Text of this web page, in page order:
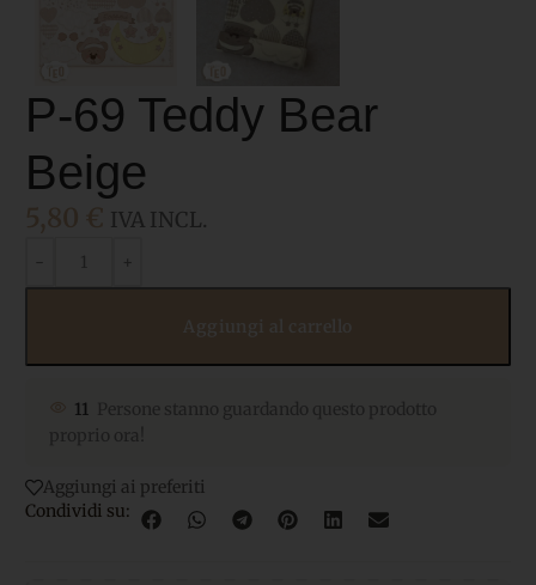
P-69 Teddy Bear
Beige
IVA INCL.
11
Aggiungi ai preferiti
Condividi su: